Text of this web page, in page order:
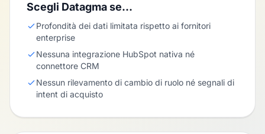
Scegli Datagma se…
Profondità dei dati limitata rispetto ai fornitori
enterprise
Nessuna integrazione HubSpot nativa né
connettore CRM
Nessun rilevamento di cambio di ruolo né segnali di
intent di acquisto